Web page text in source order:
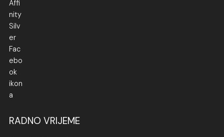
RADNO VRIJEME